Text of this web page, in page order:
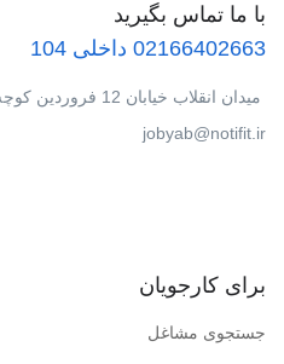
با ما تماس بگیرید
02166402663 داخلی 104
jobyab@notifit.ir
برای کارجویان
جستجوی مشاغل